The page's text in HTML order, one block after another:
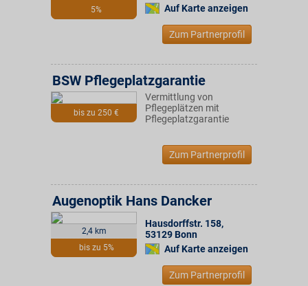
5%
Auf Karte anzeigen
Zum Partnerprofil
bis zu 250 €
BSW Pflegeplatzgarantie
Vermittlung von
Pflegeplätzen mit
Pflegeplatzgarantie
Zum Partnerprofil
2,4 km
bis zu 5%
Augenoptik Hans Dancker
Hausdorffstr. 158,
53129 Bonn
Auf Karte anzeigen
Zum Partnerprofil